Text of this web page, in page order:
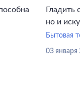
Гладить
но и
Бытовая
03 января